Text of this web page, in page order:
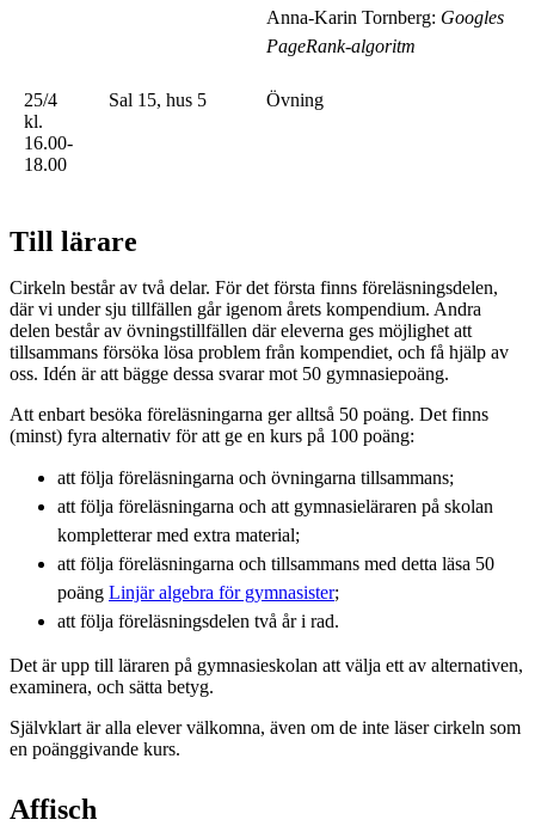
Anna-Karin Tornberg: Googles
PageRank-algoritm
25/4
kl.
16.00-
18.00
Sal 15, hus 5 Övning
Till lärare
Cirkeln består av två delar. För det första finns föreläsningsdelen,
där vi under sju tillfällen går igenom årets kompendium. Andra
delen består av övningstillfällen där eleverna ges möjlighet att
tillsammans försöka lösa problem från kompendiet, och få hjälp av
oss. Idén är att bägge dessa svarar mot 50 gymnasiepoäng.
Att enbart besöka föreläsningarna ger alltså 50 poäng. Det finns
(minst) fyra alternativ för att ge en kurs på 100 poäng:
att följa föreläsningarna och övningarna tillsammans;
att följa föreläsningarna och att gymnasieläraren på skolan
kompletterar med extra material;
att följa föreläsningarna och tillsammans med detta läsa 50
poäng Linjär algebra för gymnasister;
att följa föreläsningsdelen två år i rad.
Det är upp till läraren på gymnasieskolan att välja ett av alternativen,
examinera, och sätta betyg.
Självklart är alla elever välkomna, även om de inte läser cirkeln som
en poänggivande kurs.
Affisch